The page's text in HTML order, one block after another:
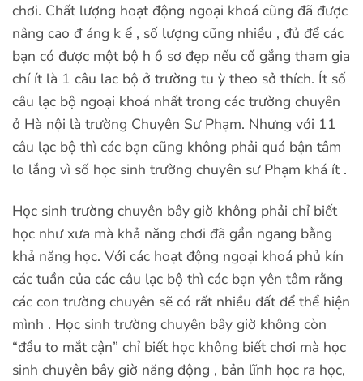
chơi. Chất lượng hoạt động ngoại khoá cũng đã được
nâng cao đ áng k ể , số lượng cũng nhiều , đủ để các
bạn có được một bộ h ồ sơ đẹp nếu cố gắng tham gia
chí ít là 1 câu lac bộ ở trường tu ỳ theo sở thích. Ít số
câu lạc bộ ngoại khoá nhất trong các trường chuyên
ở Hà nội là trường Chuyên Sư Phạm. Nhưng với 11
câu lạc bộ thì các bạn cũng không phải quá bận tâm
lo lắng vì số học sinh trường chuyên sư Phạm khá ít .
Học sinh trường chuyên bây giờ không phải chỉ biết
học như xưa mà khả năng chơi đã gần ngang bằng
khả năng học. Với các hoạt động ngoại khoá phủ kín
các tuần của các câu lạc bộ thì các bạn yên tâm rằng
các con trường chuyên sẽ có rất nhiều đất để thể hiện
mình . Học sinh trường chuyên bây giờ không còn
“đầu to mắt cận” chỉ biết học không biết chơi mà học
sinh chuyên bây giờ năng động , bản lĩnh học ra học,